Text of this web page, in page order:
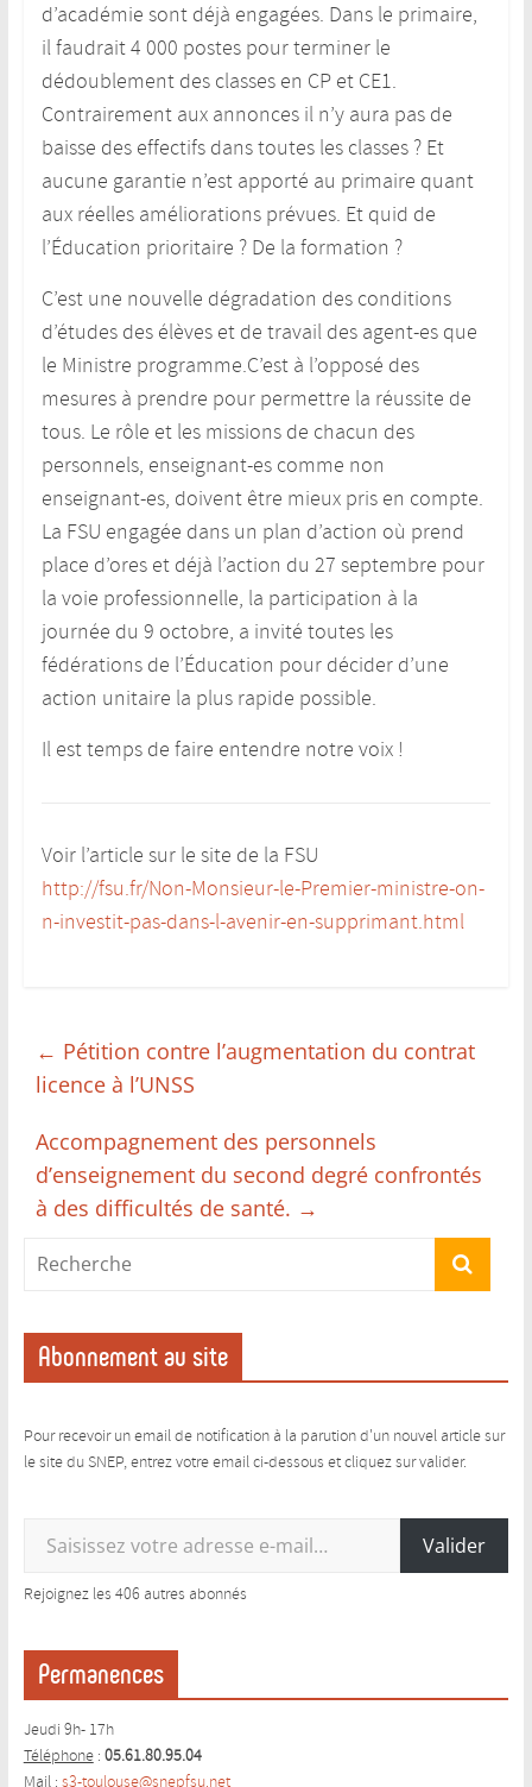
d’académie sont déjà engagées. Dans le primaire,
il faudrait 4 000 postes pour terminer le
dédoublement des classes en CP et CE1.
Contrairement aux annonces il n’y aura pas de
baisse des effectifs dans toutes les classes ? Et
aucune garantie n’est apporté au primaire quant
aux réelles améliorations prévues. Et quid de
l’Éducation prioritaire ? De la formation ?
C’est une nouvelle dégradation des conditions
d’études des élèves et de travail des agent-es que
le Ministre programme.C’est à l’opposé des
mesures à prendre pour permettre la réussite de
tous. Le rôle et les missions de chacun des
personnels, enseignant-es comme non
enseignant-es, doivent être mieux pris en compte.
La FSU engagée dans un plan d’action où prend
place d’ores et déjà l’action du 27 septembre pour
la voie professionnelle, la participation à la
journée du 9 octobre, a invité toutes les
fédérations de l’Éducation pour décider d’une
action unitaire la plus rapide possible.
Il est temps de faire entendre notre voix !
Voir l’article sur le site de la FSU
http://fsu.fr/Non-Monsieur-le-Premier-ministre-on-
n-investit-pas-dans-l-avenir-en-supprimant.html
← Pétition contre l’augmentation du contrat
licence à l’UNSS
Accompagnement des personnels
d’enseignement du second degré confrontés
à des difficultés de santé. →
Abonnement au site
Pour recevoir un email de notification à la parution d'un nouvel article sur
le site du SNEP, entrez votre email ci-dessous et cliquez sur valider.
Valider
Rejoignez les 406 autres abonnés
Permanences
Jeudi 9h- 17h
Téléphone: 05.61.80.95.04